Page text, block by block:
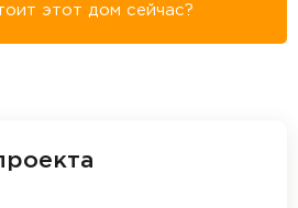
этот дом сейчас?